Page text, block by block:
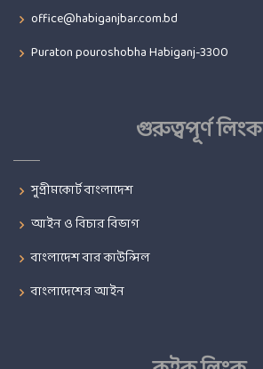
office@habiganjbar.com.bd
Puraton pouroshobha Habiganj-3300
গুরুত্বপূর্ণ লিংক
সুপ্রীমকোর্ট বাংলাদেশ
আইন ও বিচার বিভাগ
বাংলাদেশ বার কাউন্সিল
বাংলাদেশের আইন